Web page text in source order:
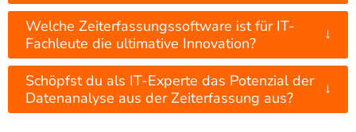
Welche Zeiterfassungssoftware ist für IT-
Fachleute die ultimative Innovation?
↓
Schöpfst du als IT-Experte das Potenzial der
Datenanalyse aus der Zeiterfassung aus?
↓